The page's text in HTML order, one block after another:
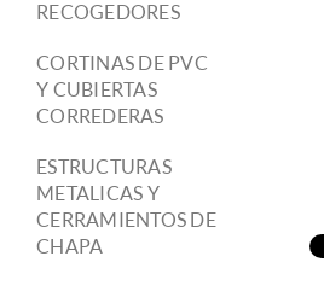
RECOGEDORES
CORTINAS DE PVC
Y CUBIERTAS
CORREDERAS
ESTRUCTURAS
METALICAS Y
CERRAMIENTOS DE
CHAPA